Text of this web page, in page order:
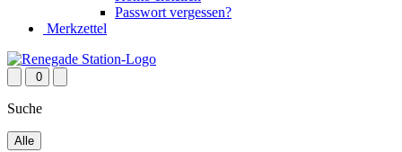
Passwort vergessen?
Merkzettel
0
Suche
Alle